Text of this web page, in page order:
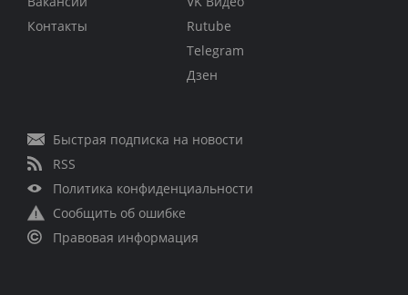
Контакты
Rutube
Telegram
Дзен
Быстрая подписка на новости
RSS
Политика конфиденциальности
Сообщить об ошибке
Правовая информация